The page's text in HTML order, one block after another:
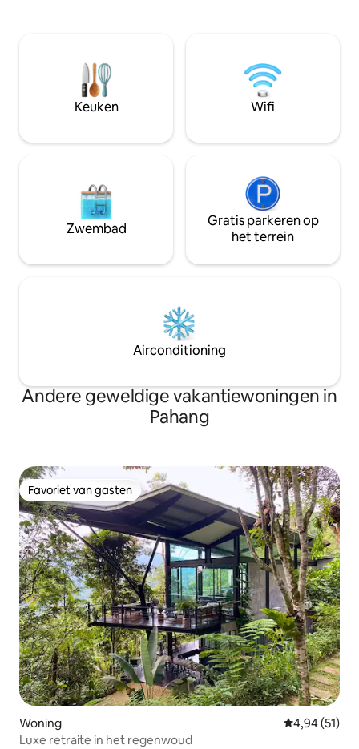
rustgevende geluiden van de
stromende rivier. Picknickplaatsen langs
Kali en is een rustig dorp met huizen
landschappen. Batang Kali stad, Hulu
heeft tal van restaurants. Je kunt je het
beste met de auto verplaatsen.
Nabijgelegen bezienswaardigheden:
World of Phalaenopsis (Moth Orchids),
Genting Highlands Premium Outlets - 25
Kuala Kubu Bharu - 21 km (30 minuten
rijden) Chiling Waterfalls - 33 km (40
handige toegang
eetgelegenheden
onvergetelijke
Keuken Wifi
Zwembad
Gratis parkeren op
het terrein
Airconditioning
Andere geweldige vakantiewoningen in
Pahang
Favoriet van gasten
Favoriet van gasten
Woning Gemiddelde
4,94 (51)
Luxe retraite in het regenwoud